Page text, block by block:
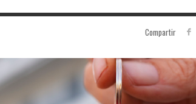
Compartir